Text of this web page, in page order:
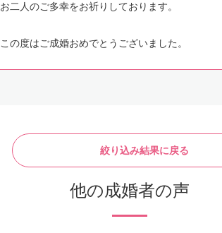
お二人のご多幸をお祈りしております。
この度はご成婚おめでとうございました。
絞り込み結果に戻る
他の成婚者の声